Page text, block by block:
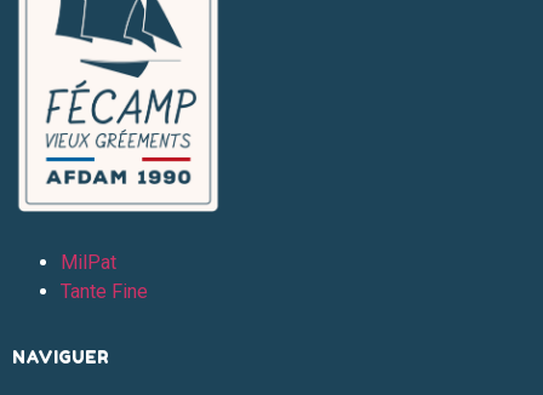
MilPat
Tante Fine
NAVIGUER